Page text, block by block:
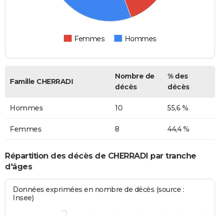
Femmes Hommes
Famille CHERRADI
Nombre de
décès
% des
décès
Hommes 10 55,6 %
Femmes 8 44,4 %
Répartition des décès de CHERRADI par tranche
d'âges
Données exprimées en nombre de décès (source :
Insee)